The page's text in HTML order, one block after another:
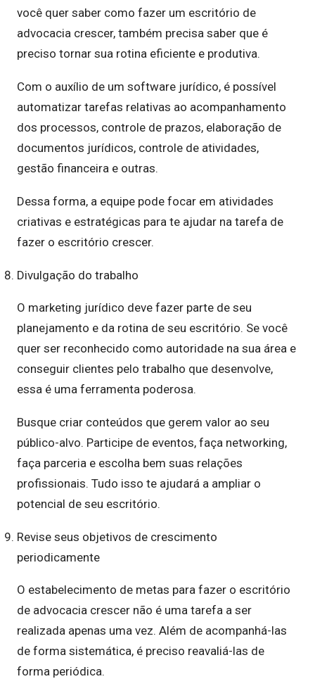
você quer saber como fazer um escritório de
advocacia crescer, também precisa saber que é
preciso tornar sua rotina eficiente e produtiva.
Com o auxílio de um software jurídico, é possível
automatizar tarefas relativas ao acompanhamento
dos processos, controle de prazos, elaboração de
documentos jurídicos, controle de atividades,
gestão financeira e outras.
Dessa forma, a equipe pode focar em atividades
criativas e estratégicas para te ajudar na tarefa de
fazer o escritório crescer.
Divulgação do trabalho
O marketing jurídico deve fazer parte de seu
planejamento e da rotina de seu escritório. Se você
quer ser reconhecido como autoridade na sua área e
conseguir clientes pelo trabalho que desenvolve,
essa é uma ferramenta poderosa.
Busque criar conteúdos que gerem valor ao seu
público-alvo. Participe de eventos, faça networking,
faça parceria e escolha bem suas relações
profissionais. Tudo isso te ajudará a ampliar o
potencial de seu escritório.
Revise seus objetivos de crescimento
periodicamente
O estabelecimento de metas para fazer o escritório
de advocacia crescer não é uma tarefa a ser
realizada apenas uma vez. Além de acompanhá-las
de forma sistemática, é preciso reavaliá-las de
forma periódica.